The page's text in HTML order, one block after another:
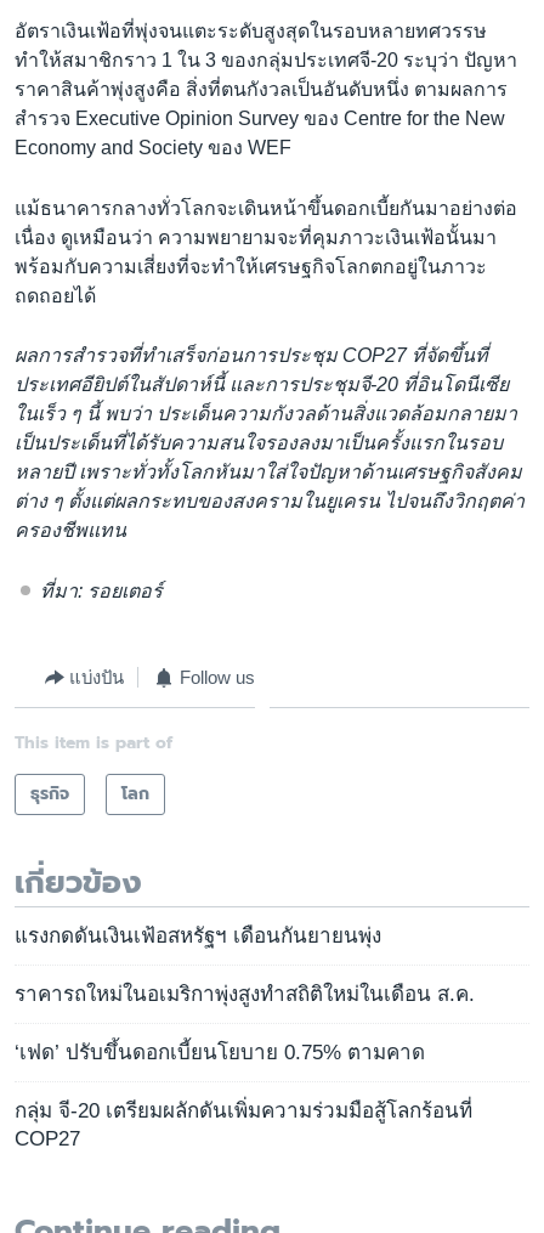
อัตราเงินเฟ้อที่พุ่งจนแตะระดับสูงสุดในรอบหลายทศวรรษ
ทำให้สมาชิกราว 1 ใน 3 ของกลุ่มประเทศจี-20 ระบุว่า ปัญหา
ราคาสินค้าพุ่งสูงคือ สิ่งที่ตนกังวลเป็นอันดับหนึ่ง ตามผลการ
สำรวจ Executive Opinion Survey ของ Centre for the New
Economy and Society ของ WEF
แม้ธนาคารกลางทั่วโลกจะเดินหน้าขึ้นดอกเบี้ยกันมาอย่างต่อ
เนื่อง ดูเหมือนว่า ความพยายามจะที่คุมภาวะเงินเฟ้อนั้นมา
พร้อมกับความเสี่ยงที่จะทำให้เศรษฐกิจโลกตกอยู่ในภาวะ
ถดถอยได้
ผลการสำรวจที่ทำเสร็จก่อนการประชุม COP27 ที่จัดขึ้นที่
ประเทศอียิปต์ในสัปดาห์นี้ และการประชุมจี-20 ที่อินโดนีเซีย
ในเร็ว ๆ นี้ พบว่า ประเด็นความกังวลด้านสิ่งแวดล้อมกลายมา
เป็นประเด็นที่ได้รับความสนใจรองลงมาเป็นครั้งแรกในรอบ
หลายปี เพราะทั่วทั้งโลกหันมาใส่ใจปัญหาด้านเศรษฐกิจสังคม
ต่าง ๆ ตั้งแต่ผลกระทบของสงครามในยูเครน ไปจนถึงวิกฤตค่า
ครองชีพแทน
ที่มา: รอยเตอร์
แบ่งปัน Follow us
This item is part of
ธุรกิจ
โลก
เกี่ยวข้อง
แรงกดดันเงินเฟ้อสหรัฐฯ เดือนกันยายนพุ่ง
ราคารถใหม่ในอเมริกาพุ่งสูงทำสถิติใหม่ในเดือน ส.ค.
‘เฟด’ ปรับขึ้นดอกเบี้ยนโยบาย 0.75% ตามคาด
กลุ่ม จี-20 เตรียมผลักดันเพิ่มความร่วมมือสู้โลกร้อนที่
COP27